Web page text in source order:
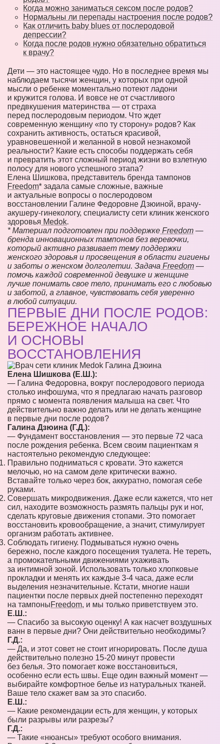
Когда можно заниматься сексом после родов?
Нормальны ли перепады настроения после родов?
Как отличить baby blues от послеродовой
депрессии?
Когда после родов нужно обязательно обратиться
к врачу?
Дети — это настоящее чудо. Но в последнее время мы
наблюдаем тысячи женщин, у которых при одной
мысли о ребенке моментально потеют ладони
и кружится голова. И вовсе не от счастливого
предвкушения материнства — от страха
перед послеродовым периодом. Что ждет
современную женщину «по ту сторону» родов? Как
сохранить активность, остаться красивой,
уравновешенной и желанной в новой незнакомой
реальности? Какие есть способы поддержать себя
и превратить этот сложный период жизни во взлетную
полосу для нового успешного этапа?
Елена Шишкова, представитель бренда тампонов
Freedom* задала самые сложные, важные
и актуальные вопросы о послеродовом
восстановлении Галине Федоровне Дзюиной, врачу-
акушеру-гинекологу, специалисту сети клиник женского
здоровья Medok.
* Материал подготовлен при поддержке Freedom —
бренда инновационных тампонов без веревочки,
который активно развивает тему поддержки
женского здоровья и просвещения в области гигиены
и заботы о женском долголетии. Задача Freedom —
помочь каждой современной девушке и женщине
лучше понимать свое тело, принимать его с любовью
и заботой, а главное, чувствовать себя уверенно
в любой ситуации.
ПЕРВЫЕ ДНИ ПОСЛЕ РОДОВ:
БЕРЕЖНОЕ НАЧАЛО
И ОСНОВЫ
ВОССТАНОВЛЕНИЯ
Елена Шишкова (Е.Ш.):
— Галина Федоровна, вокруг послеродового периода
столько инфошума, что я предлагаю начать разговор
прямо с момента появления малыша на свет. Что
действительно важно делать или не делать женщине
в первые дни после родов?
Галина Дзюина (Г.Д.):
— Фундамент восстановления — это первые 72 часа
после рождения ребенка. Всем своим пациенткам я
настоятельно рекомендую следующее:
Правильно подниматься с кровати. Это кажется
мелочью, но на самом деле критически важно.
Вставайте только через бок, аккуратно, помогая себе
руками.
Совершать микродвижения. Даже если кажется, что нет
сил, находите возможность размять пальцы рук и ног,
сделать круговые движения стопами. Это помогает
восстановить кровообращение, а значит, стимулирует
организм работать активнее.
Соблюдать гигиену. Подмываться нужно очень
бережно, после каждого посещения туалета. Не тереть,
а промокательными движениями ухаживать
за интимной зоной. Использовать только хлопковые
прокладки и менять их каждые 3-4 часа, даже если
выделения незначительные. Кстати, многие наши
пациентки после первых дней постепенно переходят
на тампоныFreedom, и мы только приветствуем это.
Е.Ш.:
— Спасибо за высокую оценку! А как насчет воздушных
ванн в первые дни? Они действительно необходимы?
Г.Д.:
— Да, и этот совет не стоит игнорировать. После душа
действительно полезно 15-20 минут провести
без белья. Это помогает коже восстановиться,
особенно если есть швы. Еще один важный момент —
выбирайте комфортное белье из натуральных тканей.
Ваше тело скажет вам за это спасибо.
Е.Ш.:
— Какие рекомендации есть для женщин, у которых
были разрывы или разрезы?
Г.Д.:
— Такие «нюансы» требуют особого внимания.